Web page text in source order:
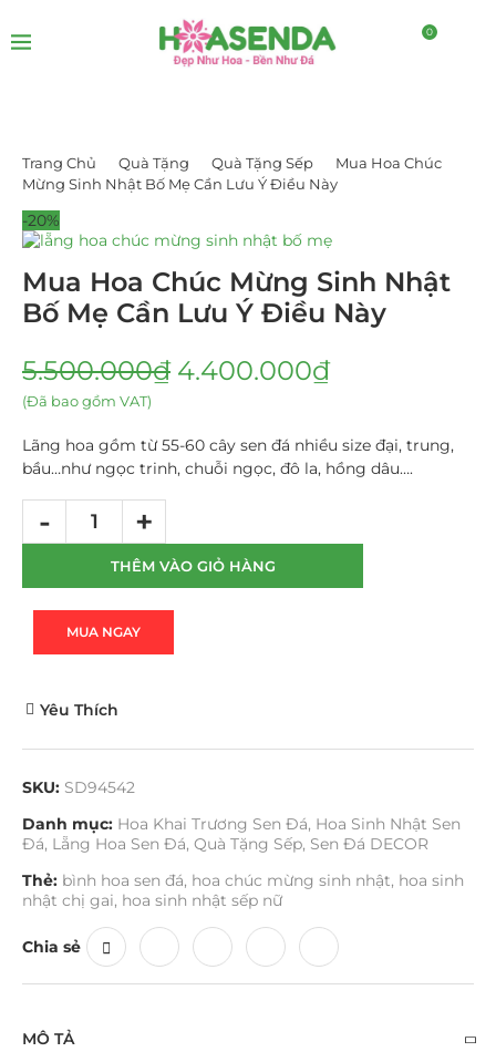
0
Trang Chủ Quà Tặng Quà Tặng Sếp
Mua Hoa Chúc
Mừng Sinh Nhật Bố Mẹ Cần Lưu Ý Điều Này
-20%
Mua Hoa Chúc Mừng Sinh Nhật
Bố Mẹ Cần Lưu Ý Điều Này
5.500.000₫ 4.400.000₫
(Đã bao gồm VAT)
Lãng hoa gồm từ 55-60 cây sen đá nhiều size đại, trung,
bầu…như ngọc trinh, chuỗi ngọc, đô la, hồng dâu….
THÊM VÀO GIỎ HÀNG
MUA NGAY
Yêu Thích
SKU: SD94542
Danh mục: Hoa Khai Trương Sen Đá, Hoa Sinh Nhật Sen
Đá, Lẵng Hoa Sen Đá, Quà Tặng Sếp, Sen Đá DECOR
Thẻ: bình hoa sen đá, hoa chúc mừng sinh nhật, hoa sinh
nhật chị gai, hoa sinh nhật sếp nữ
Chia sẻ
MÔ TẢ